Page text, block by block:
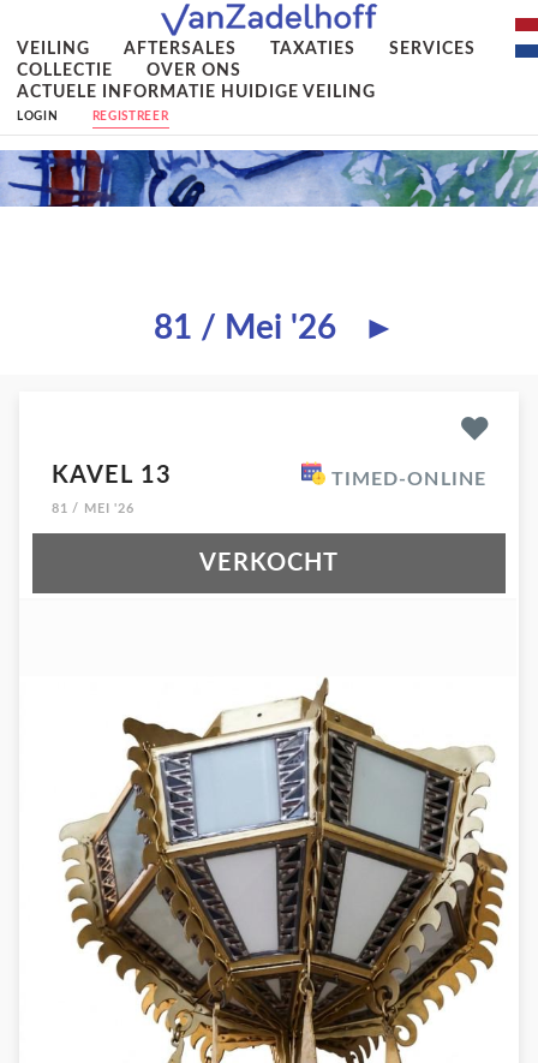
VEILING AFTERSALES TAXATIES
SERVICES
COLLECTIE
OVER ONS
ACTUELE INFORMATIE HUIDIGE VEILING
LOGIN REGISTREER
81 / Mei '26 ►
KAVEL 13 TIMED-ONLINE
81 / MEI '26
VERKOCHT